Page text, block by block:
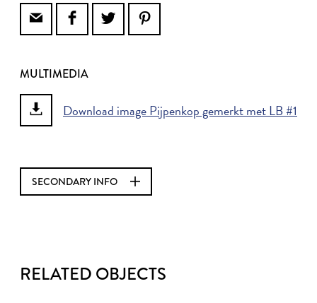
MULTIMEDIA
Download image Pijpenkop gemerkt met LB #1
SECONDARY INFO
RELATED OBJECTS